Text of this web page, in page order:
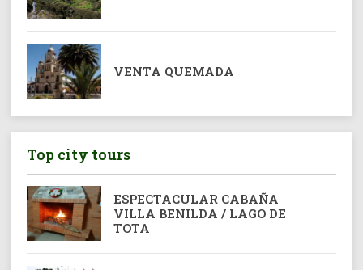
VENTA QUEMADA
Top city tours
ESPECTACULAR CABAÑA
VILLA BENILDA / LAGO DE
TOTA